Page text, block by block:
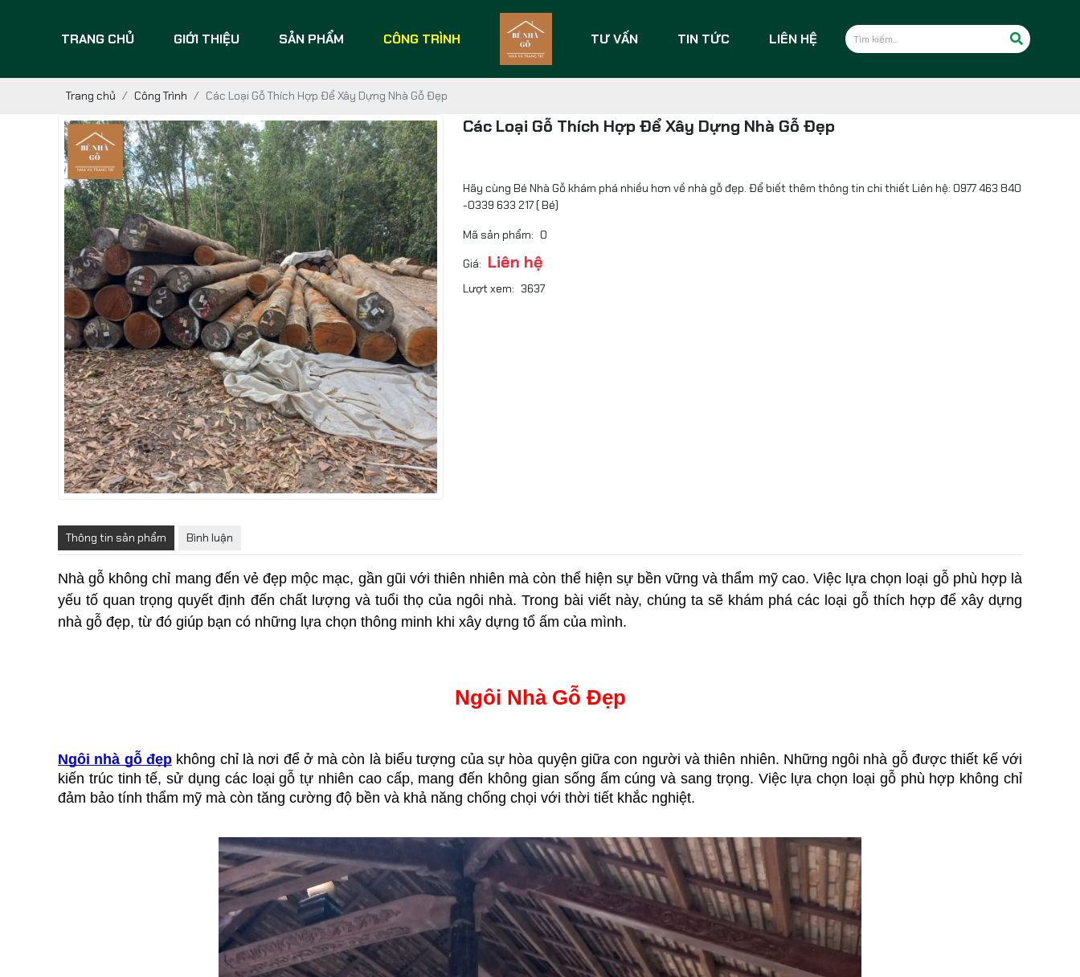
TRANG CHỦ GIỚI THIỆU SẢN PHẨM CÔNG TRÌNH TƯ VẤN TIN TỨC LIÊN HỆ
Trang chủ Công Trình Các Loại Gỗ Thích Hợp Để Xây Dựng Nhà Gỗ Đẹp
Các Loại Gỗ Thích Hợp Để Xây Dựng Nhà Gỗ Đẹp
Hãy cùng Bé Nhà Gỗ khám phá nhiều hơn về nhà gỗ đẹp. Để biết thêm thông tin chi thiết Liên hệ: 0977 463 840
-0339 633 217 ( Bé)
Mã sản phẩm: 0
Giá: Liên hệ
Lượt xem: 3637
Thông tin sản phẩm Bình luận
Nhà gỗ không chỉ mang đến vẻ đẹp mộc mạc, gần gũi với thiên nhiên mà còn thể hiện sự bền vững và thẩm mỹ cao. Việc lựa chọn loại gỗ phù hợp là
yếu tố quan trọng quyết định đến chất lượng và tuổi thọ của ngôi nhà. Trong bài viết này, chúng ta sẽ khám phá các loại gỗ thích hợp để xây dựng
nhà gỗ đẹp, từ đó giúp bạn có những lựa chọn thông minh khi xây dựng tổ ấm của mình.
Ngôi Nhà Gỗ Đẹp
Ngôi nhà gỗ đẹp không chỉ là nơi để ở mà còn là biểu tượng của sự hòa quyện giữa con người và thiên nhiên. Những ngôi nhà gỗ được thiết kế với
kiến trúc tinh tế, sử dụng các loại gỗ tự nhiên cao cấp, mang đến không gian sống ấm cúng và sang trọng. Việc lựa chọn loại gỗ phù hợp không chỉ
đảm bảo tính thẩm mỹ mà còn tăng cường độ bền và khả năng chống chọi với thời tiết khắc nghiệt.